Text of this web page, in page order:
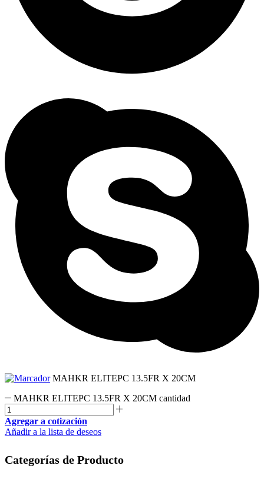
MAHKR ELITEPC 13.5FR X 20CM
MAHKR ELITEPC 13.5FR X 20CM cantidad
Agregar a cotización
Añadir a la lista de deseos
Categorías de Producto